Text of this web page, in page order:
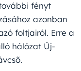
fényt
azonban
foltjairól. Erre a
hálózat Új-